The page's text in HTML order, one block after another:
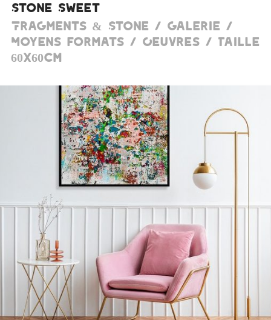
Stone Sweet
Fragments & Stone / Galerie /
Moyens formats / Oeuvres / Taille
60x60cm